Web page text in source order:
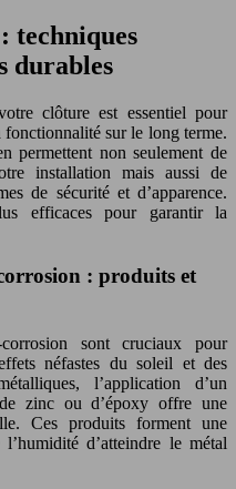
techniques
durables
clôture est essentiel pour
fonctionnalité sur le long terme.
permettent non seulement de
installation mais aussi de
de sécurité et d’apparence.
efficaces pour garantir la
: produits et
sont cruciaux pour
néfastes du soleil et des
l’application d’un
zinc ou d’époxy offre une
Ces produits forment une
d’atteindre le métal